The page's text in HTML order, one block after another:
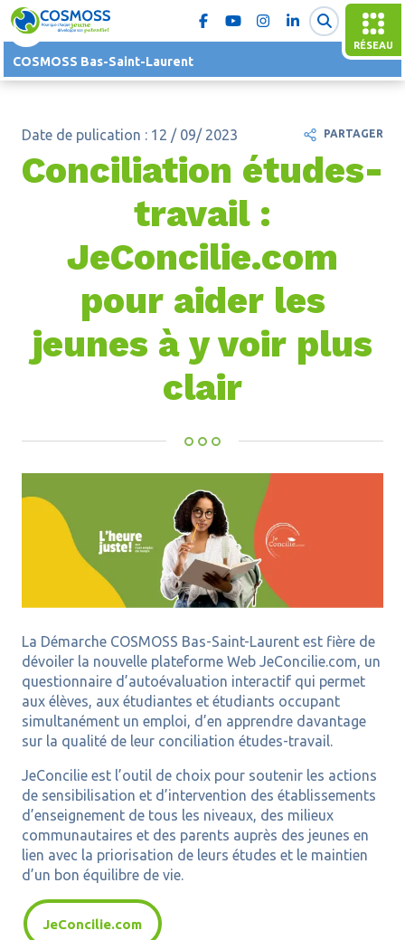
RÉSEAU
COSMOSS Bas-Saint-Laurent
Date de pulication : 12 / 09/ 2023
Conciliation études-
travail :
JeConcilie.com
pour aider les
jeunes à y voir plus
clair
La Démarche COSMOSS Bas-Saint-Laurent est fière de
dévoiler la nouvelle plateforme Web JeConcilie.com, un
questionnaire d’autoévaluation interactif qui permet
aux élèves, aux étudiantes et étudiants occupant
simultanément un emploi, d’en apprendre davantage
sur la qualité de leur conciliation études-travail.
JeConcilie est l’outil de choix pour soutenir les actions
de sensibilisation et d’intervention des établissements
d’enseignement de tous les niveaux, des milieux
communautaires et des parents auprès des jeunes en
lien avec la priorisation de leurs études et le maintien
d’un bon équilibre de vie.
JeConcilie.com
PARTAGER